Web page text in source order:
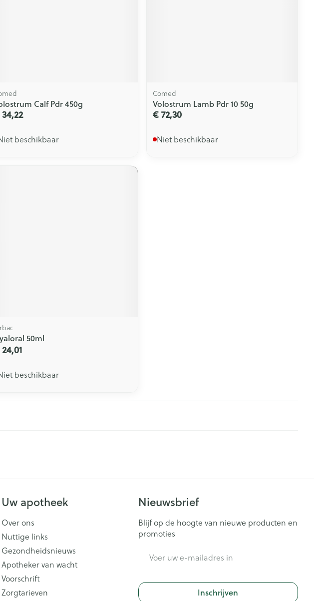
Calf Pdr 450g
beschikbaar
Comed
Volostrum Lamb Pdr 10 50g
€ 72,30
Niet beschikbaar
50ml
beschikbaar
Uw apotheek
Over ons
Nuttige links
Gezondheidsnieuws
Apotheker van wacht
Voorschrift
Zorgtarieven
Nieuwsbrief
Blijf op de hoogte van nieuwe producten en
promoties
Inschrijven